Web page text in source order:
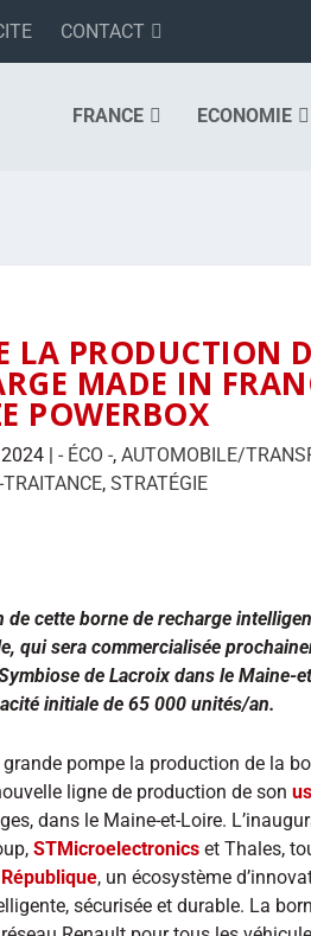
CONTACT
FRANCE ECONOMIE
LA PRODUCTION
MADE IN
POWERBOX
| - ÉCO -, AUTOMOBILE/
TRAITANCE,STRATÉGIE
cette borne de recharge
qui sera commercialisée
de Lacroix dans le Maine-
initiale de 65 000 unités/an.
pompe la production de la
ligne de production de son
dans le Maine-et-Loire.
STMicroelectronics et Thales,
, un écosystème
sécurisée et durable. La